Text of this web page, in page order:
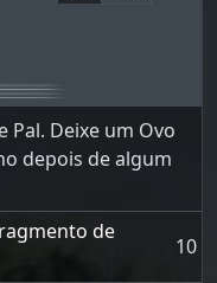
Pal. Deixe um Ovo
depois de algum
de
10